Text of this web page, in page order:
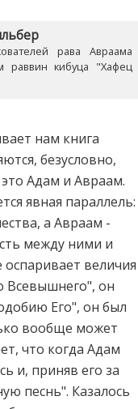
рава Авраама
раввин кибуца "Хафец
нам книга
безусловно,
Адам и Авраам.
явная параллель:
а Авраам -
между ними и
величия
Всевышнего", он
Его", он был
вообще может
что когда Адам
и, приняв его за
песнь". Казалось